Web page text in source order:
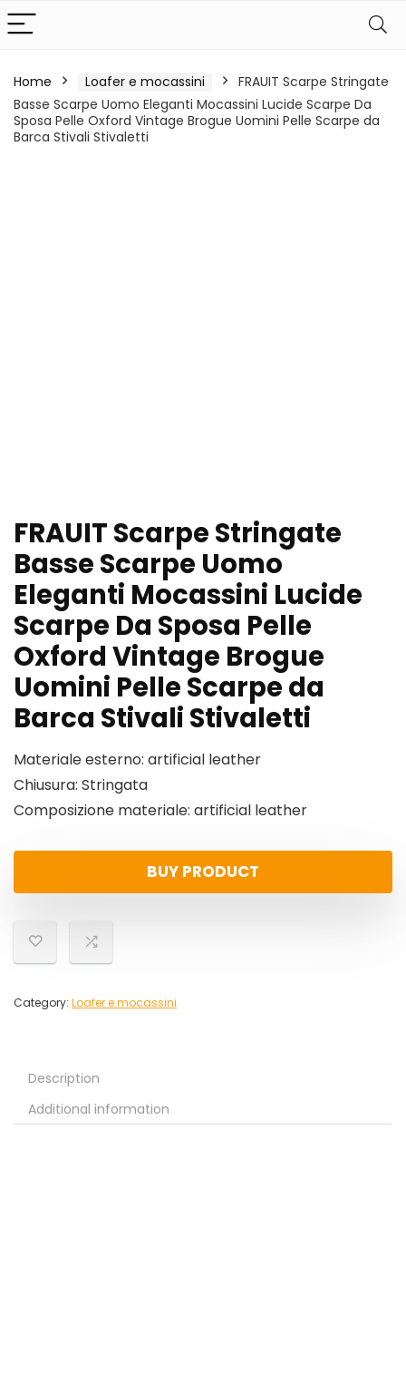
Home Loafer e mocassini
FRAUIT Scarpe Stringate
Basse Scarpe Uomo Eleganti Mocassini Lucide Scarpe Da
Sposa Pelle Oxford Vintage Brogue Uomini Pelle Scarpe da
Barca Stivali Stivaletti
FRAUIT Scarpe Stringate
Basse Scarpe Uomo
Eleganti Mocassini Lucide
Scarpe Da Sposa Pelle
Oxford Vintage Brogue
Uomini Pelle Scarpe da
Barca Stivali Stivaletti
Materiale esterno: artificial leather
Chiusura: Stringata
Composizione materiale: artificial leather
BUY PRODUCT
Category: Loafer e mocassini
Description
Additional information